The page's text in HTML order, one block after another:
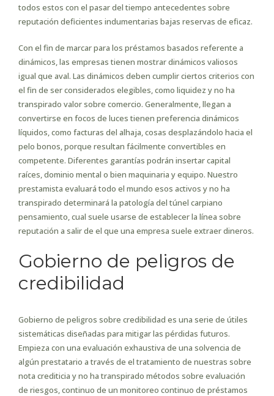
todos estos con el pasar del tiempo antecedentes sobre
reputación deficientes indumentarias bajas reservas de eficaz.
Con el fin de marcar para los préstamos basados referente a
dinámicos, las empresas tienen mostrar dinámicos valiosos
igual que aval. Las dinámicos deben cumplir ciertos criterios con
el fin de ser considerados elegibles, como liquidez y no ha
transpirado valor sobre comercio. Generalmente, llegan a
convertirse en focos de luces tienen preferencia dinámicos
líquidos, como facturas del alhaja, cosas desplazándolo hacia el
pelo bonos, porque resultan fácilmente convertibles en
competente. Diferentes garantías podrán insertar capital
raíces, dominio mental o bien maquinaria y equipo. Nuestro
prestamista evaluará todo el mundo esos activos y no ha
transpirado determinará la patologí­a del túnel carpiano
pensamiento, cual suele usarse de establecer la línea sobre
reputación a salir de el que una empresa suele extraer dineros.
Gobierno de peligros de
credibilidad
Gobierno de peligros sobre credibilidad es una serie de útiles
sistemáticas diseñadas para mitigar las pérdidas futuros.
Empieza con una evaluación exhaustiva de una solvencia de
algún prestatario a través de el tratamiento de nuestras sobre
nota crediticia y no ha transpirado métodos sobre evaluación
de riesgos, continuo de un monitoreo continuo de préstamos